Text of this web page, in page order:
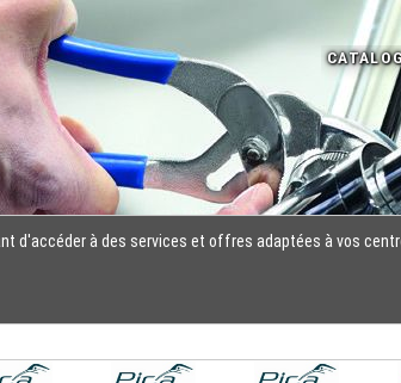
d'accéder à des services et offres adaptées à vos